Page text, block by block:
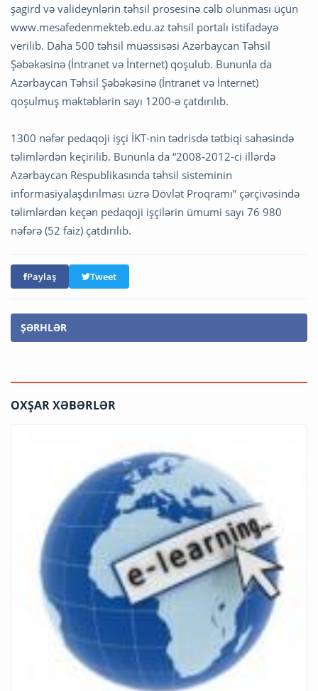
şagird və valideynlərin təhsil prosesinə cəlb olunması üçün
www.mesafedenmekteb.edu.az təhsil portalı istifadəyə
verilib. Daha 500 təhsil müəssisəsi Azərbaycan Təhsil
Şəbəkəsinə (İntranet və İnternet) qoşulub. Bununla da
Azərbaycan Təhsil Şəbəkəsinə (İntranet və İnternet)
qoşulmuş məktəblərin sayı 1200-ə çatdırılıb.
1300 nəfər pedaqoji işçi İKT-nin tədrisdə tətbiqi sahəsində
təlimlərdən keçirilib. Bununla da “2008-2012-ci illərdə
Azərbaycan Respublikasında təhsil sisteminin
informasiyalaşdırılması üzrə Dövlət Proqramı” çərçivəsində
təlimlərdən keçən pedaqoji işçilərin ümumi sayı 76 980
nəfərə (52 faiz) çatdırılıb.
Paylaş Tweet
ŞƏRHLƏR
OXŞAR XƏBƏRLƏR